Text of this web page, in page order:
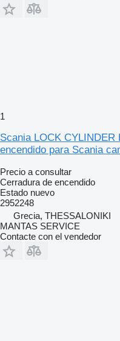
1
Scania LOCK CYLINDER
encendido para Scania
Precio a consultar
Cerradura de encendido
Estado nuevo
2952248
Grecia, THESSALONIKI
MANTAS SERVICE
Contacte con el vendedor